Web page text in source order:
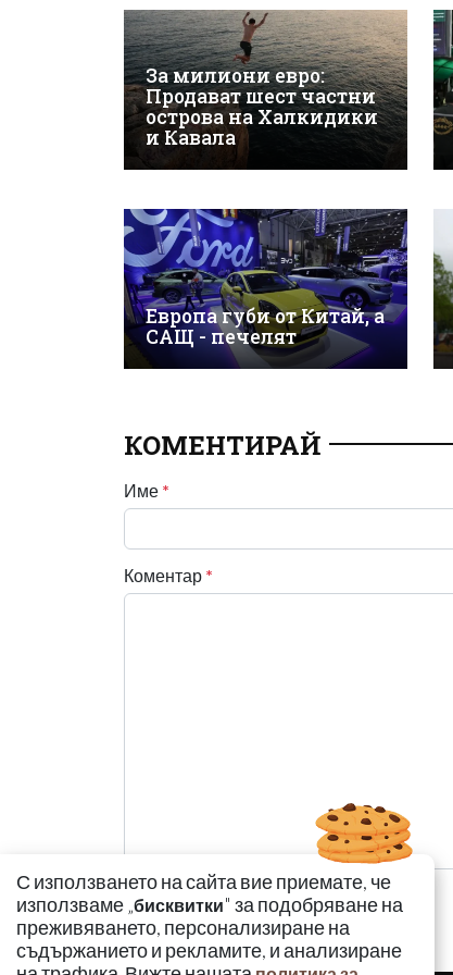
За милиони евро:
Продават шест частни
острова на Халкидики
и Кавала
Европа губи от Китай, а
САЩ - печелят
КОМЕНТИРАЙ
Име *
Коментар *
С използването на сайта вие приемате, че
използваме „бисквитки" за подобряване на
преживяването, персонализиране на
съдържанието и рекламите, и анализиране